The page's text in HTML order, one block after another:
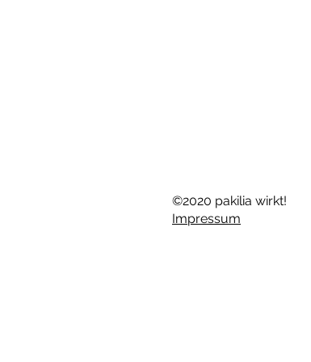
©2020 pakilia wirkt!
Impressum